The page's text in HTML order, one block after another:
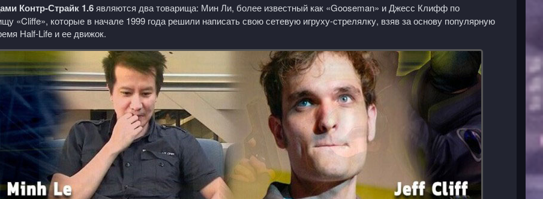
Контр-Страйк 1.6являются два товарища: Мин Ли, более известный как «Gooseman» и Джесс Клифф по
«Cliffe», которые в начале 1999 года решили написать свою сетевую игруху-стрелялку, взяв за основу популярную
Half-Lifeи ее движок.